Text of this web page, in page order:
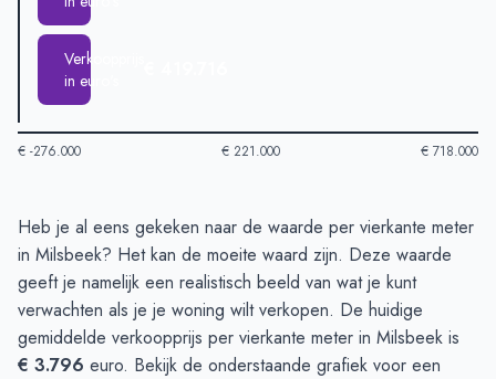
Verkoopprijs
in euro's
€ -276.000 € 221.000 € 718.000
Huizenprijzen in Milsbeek-Afgelopen 3 maanden
Type
Bedrag
Vraagprijs in euro's
€ 668.045
Verkoopprijs in euro's
€ 419.716
Heb je al eens gekeken naar de waarde per vierkante meter
in Milsbeek? Het kan de moeite waard zijn. Deze waarde
geeft je namelijk een realistisch beeld van wat je kunt
verwachten als je je woning wilt verkopen. De huidige
gemiddelde verkoopprijs per vierkante meter in Milsbeek is
€ 3.796 euro. Bekijk de onderstaande grafiek voor een